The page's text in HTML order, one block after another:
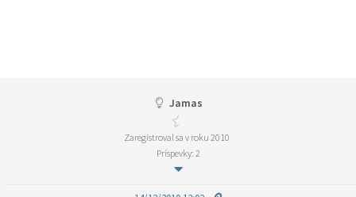
Jamas
Zaregistroval sa v roku 2010
Príspevky: 2